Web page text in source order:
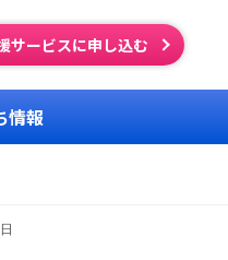
サービスに申し込む
情報